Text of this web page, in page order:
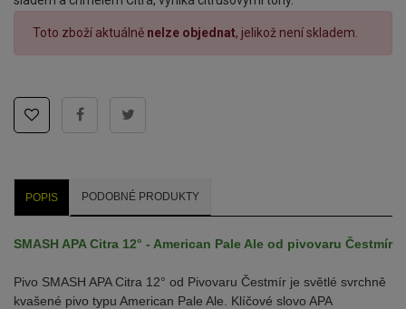
Toto zboží aktuálně nelze objednat, jelikož není skladem.
POPIS PODOBNÉ PRODUKTY
SMASH APA Citra 12° - American Pale Ale od pivovaru Čestmír
Pivo SMASH APA Citra 12° od Pivovaru Čestmír je světlé svrchně
kvašené pivo typu American Pale Ale. Klíčové slovo APA